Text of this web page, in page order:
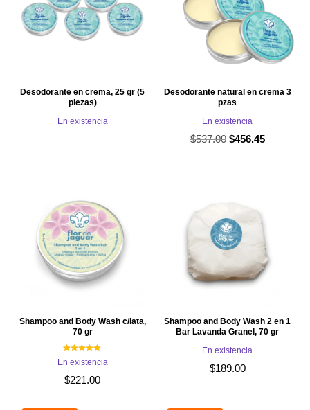
Desodorante en crema, 25 gr (5
piezas)
En existencia
Desodorante natural en crema 3
pzas
En existencia
$537.00 El
$537.00.
$456.45El
Shampoo and Body Wash c/lata,
70 gr
Valorado con
5.00
En existencia
$221.00
Shampoo and Body Wash 2 en 1
Bar Lavanda Granel, 70 gr
En existencia
$189.00